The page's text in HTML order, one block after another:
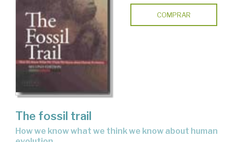
COMPRAR
The fossil trail
how we know what we think we know about human